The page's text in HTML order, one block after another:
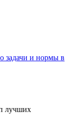
задачи и нормы в